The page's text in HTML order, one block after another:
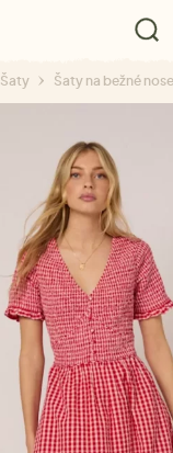
Šaty Šaty na bežné